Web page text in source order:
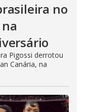
no
Pigossi derrotou
Canária, na